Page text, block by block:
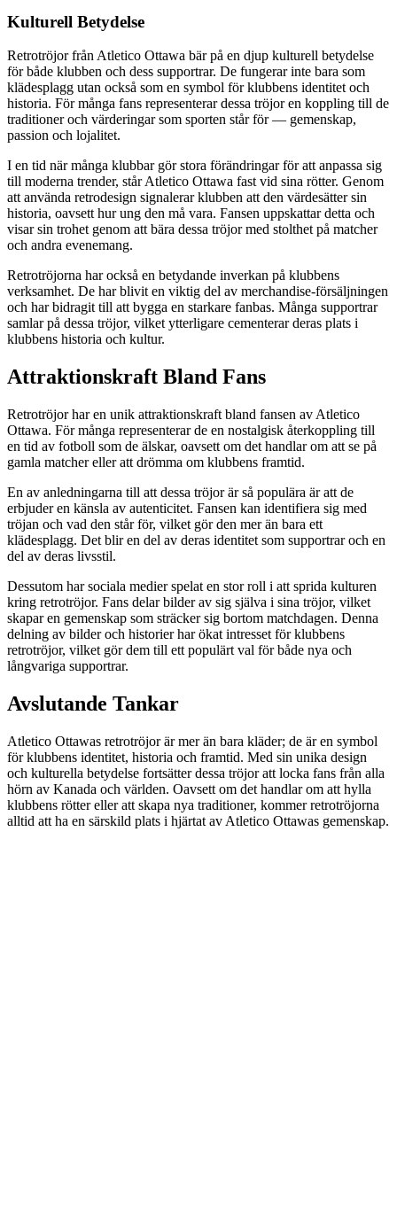
Kulturell Betydelse
Retrotröjor från Atletico Ottawa bär på en djup kulturell betydelse
för både klubben och dess supportrar. De fungerar inte bara som
klädesplagg utan också som en symbol för klubbens identitet och
historia. För många fans representerar dessa tröjor en koppling till de
traditioner och värderingar som sporten står för — gemenskap,
passion och lojalitet.
I en tid när många klubbar gör stora förändringar för att anpassa sig
till moderna trender, står Atletico Ottawa fast vid sina rötter. Genom
att använda retrodesign signalerar klubben att den värdesätter sin
historia, oavsett hur ung den må vara. Fansen uppskattar detta och
visar sin trohet genom att bära dessa tröjor med stolthet på matcher
och andra evenemang.
Retrotröjorna har också en betydande inverkan på klubbens
verksamhet. De har blivit en viktig del av merchandise-försäljningen
och har bidragit till att bygga en starkare fanbas. Många supportrar
samlar på dessa tröjor, vilket ytterligare cementerar deras plats i
klubbens historia och kultur.
Attraktionskraft Bland Fans
Retrotröjor har en unik attraktionskraft bland fansen av Atletico
Ottawa. För många representerar de en nostalgisk återkoppling till
en tid av fotboll som de älskar, oavsett om det handlar om att se på
gamla matcher eller att drömma om klubbens framtid.
En av anledningarna till att dessa tröjor är så populära är att de
erbjuder en känsla av autenticitet. Fansen kan identifiera sig med
tröjan och vad den står för, vilket gör den mer än bara ett
klädesplagg. Det blir en del av deras identitet som supportrar och en
del av deras livsstil.
Dessutom har sociala medier spelat en stor roll i att sprida kulturen
kring retrotröjor. Fans delar bilder av sig själva i sina tröjor, vilket
skapar en gemenskap som sträcker sig bortom matchdagen. Denna
delning av bilder och historier har ökat intresset för klubbens
retrotröjor, vilket gör dem till ett populärt val för både nya och
långvariga supportrar.
Avslutande Tankar
Atletico Ottawas retrotröjor är mer än bara kläder; de är en symbol
för klubbens identitet, historia och framtid. Med sin unika design
och kulturella betydelse fortsätter dessa tröjor att locka fans från alla
hörn av Kanada och världen. Oavsett om det handlar om att hylla
klubbens rötter eller att skapa nya traditioner, kommer retrotröjorna
alltid att ha en särskild plats i hjärtat av Atletico Ottawas gemenskap.